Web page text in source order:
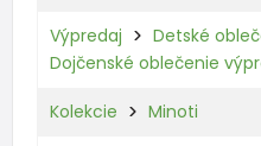
Výpredaj
Detské
Dojčenské oblečenie
Kolekcie Minoti